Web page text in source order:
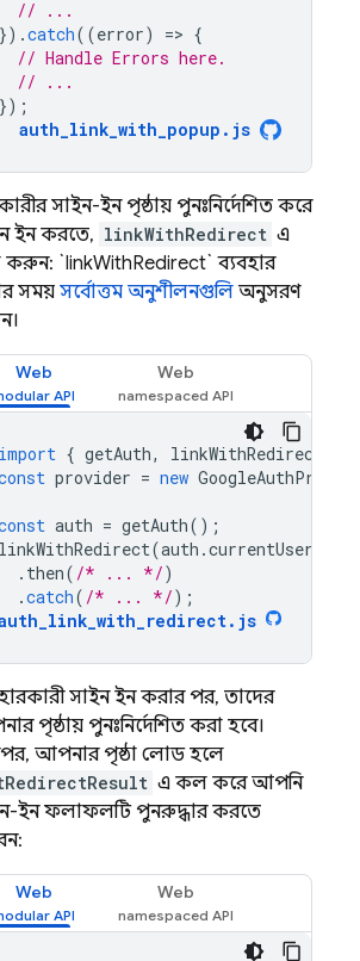
// ...
}).catch((error) => {
// Handle Errors here.
// ...
});
auth_link_with_popup . js
সাইন-ইন পৃষ্ঠায় পুনঃনির্দেশিত করে
ইন করতে, linkWithRedirect এ
`linkWithRedirect` ব্যবহার
সময় সর্বোত্তম অনুশীলনগুলি অনুসরণ
Web Web
import { getAuth, linkWithRedirect
provider = new
auth = getAuth();
linkWithRedirect(auth .currentUser
. then( /* ... */)
.catch( /* ... */);
. js
সাইন ইন করার পর, তাদের
পৃষ্ঠায় পুনঃনির্দেশিত করা হবে।
আপনার পৃষ্ঠা লোড হলে
এ কল করে আপনি
ইন ফলাফলটি পুনরুদ্ধার করতে
Web Web